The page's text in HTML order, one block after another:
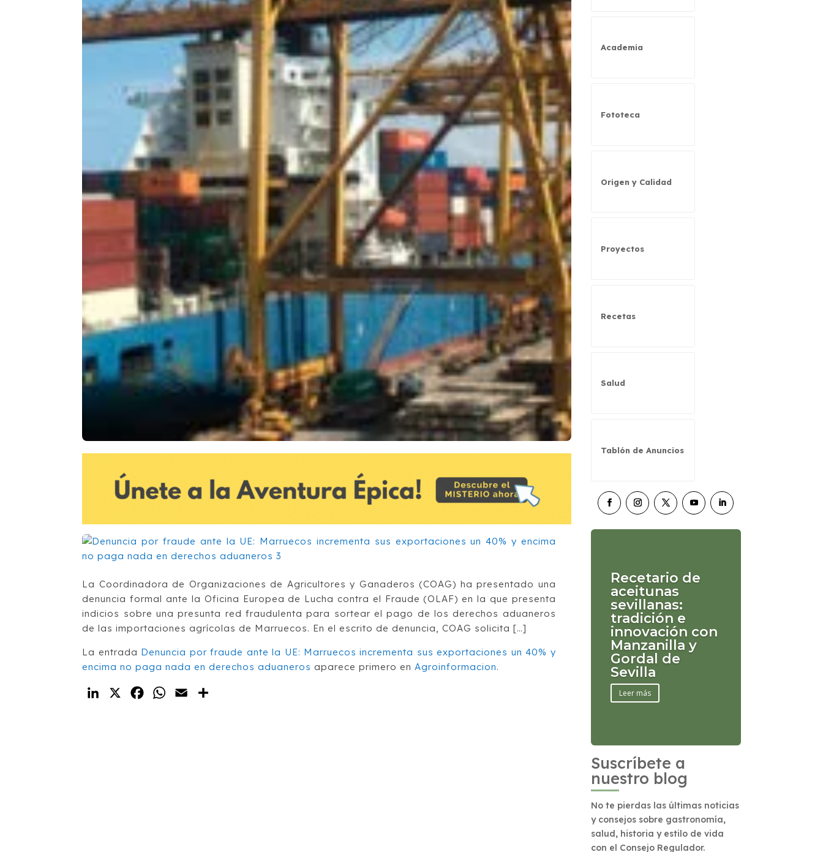
La Coordinadora de Organizaciones de Agricultores y Ganaderos (COAG) ha presentado una
denuncia formal ante la Oficina Europea de Lucha contra el Fraude (OLAF) en la que presenta
indicios sobre una presunta red fraudulenta para sortear el pago de los derechos aduaneros
de las importaciones agrícolas de Marruecos. En el escrito de denuncia, COAG solicita […]
La entrada Denuncia por fraude ante la UE: Marruecos incrementa sus exportaciones un 40% y
encima no paga nada en derechos aduaneros aparece primero en Agroinformacion.
LinkedIn
X FacebookWhatsApp
Email
Academia
Fototeca
Origen y Calidad
Proyectos
Recetas
Salud
Tablón de Anuncios
Recetario de
aceitunas
sevillanas:
tradición e
innovación con
Manzanilla y
Gordal de
Sevilla
Leer más
Suscríbete a
nuestro blog
No te pierdas las últimas noticias
y consejos sobre gastronomía,
salud, historia y estilo de vida
con el Consejo Regulador.